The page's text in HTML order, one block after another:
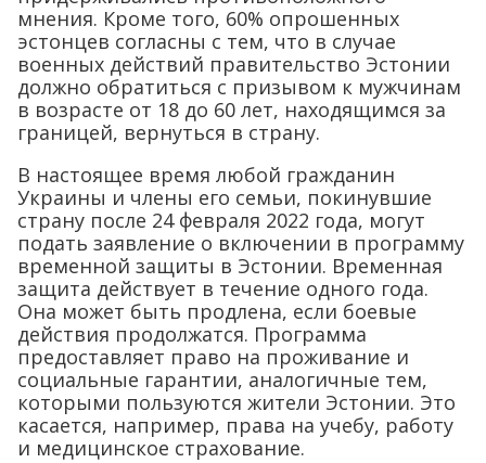
мнения. Кроме того, 60% опрошенных
эстонцев согласны с тем, что в случае
военных действий правительство Эстонии
должно обратиться с призывом к мужчинам
в возрасте от 18 до 60 лет, находящимся за
границей, вернуться в страну.
В настоящее время любой гражданин
Украины и члены его семьи, покинувшие
страну после 24 февраля 2022 года, могут
подать заявление о включении в программу
временной защиты в Эстонии. Временная
защита действует в течение одного года.
Она может быть продлена, если боевые
действия продолжатся. Программа
предоставляет право на проживание и
социальные гарантии, аналогичные тем,
которыми пользуются жители Эстонии. Это
касается, например, права на учебу, работу
и медицинское страхование.